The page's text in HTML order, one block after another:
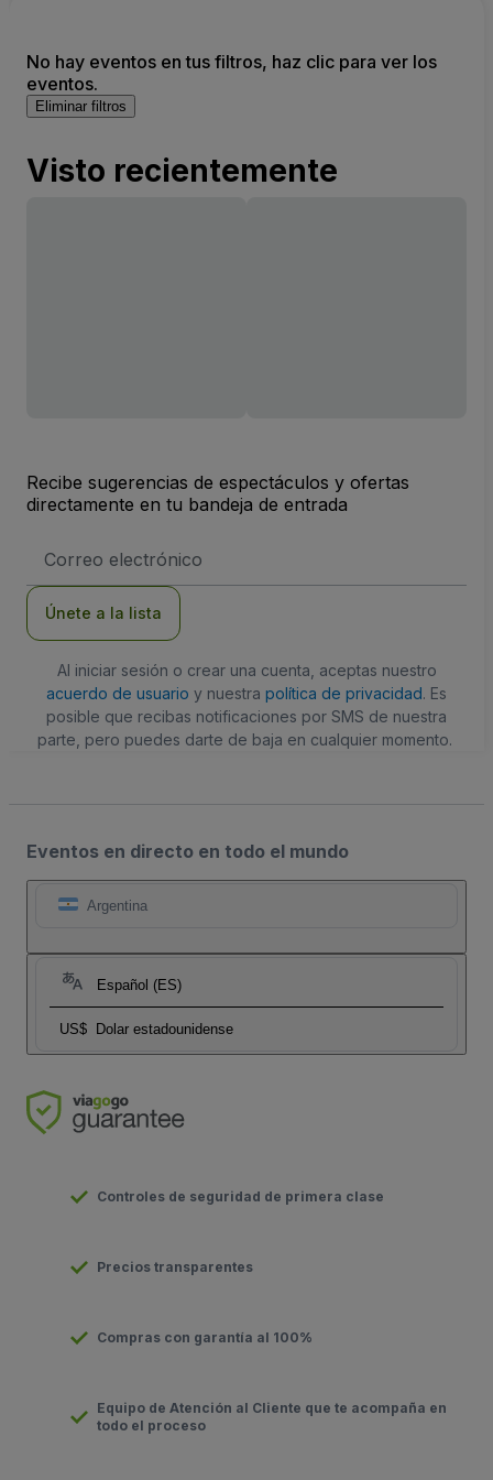
No hay eventos en tus filtros, haz clic para ver los
eventos.
Eliminar filtros
Visto recientemente
Recibe sugerencias de espectáculos y ofertas
directamente en tu bandeja de entrada
de
Únete a la lista
Al iniciar sesión o crear una cuenta, aceptas nuestro
acuerdo de usuario y nuestra política de privacidad. Es
posible que recibas notificaciones por SMS de nuestra
parte, pero puedes darte de baja en cualquier momento.
Eventos en directo en todo el mundo
Argentina
Español (ES)
US$ Dolar estadounidense
Controles de seguridad de primera clase
Precios transparentes
Compras con garantía al 100%
Equipo de Atención al Cliente que te acompaña en
todo el proceso